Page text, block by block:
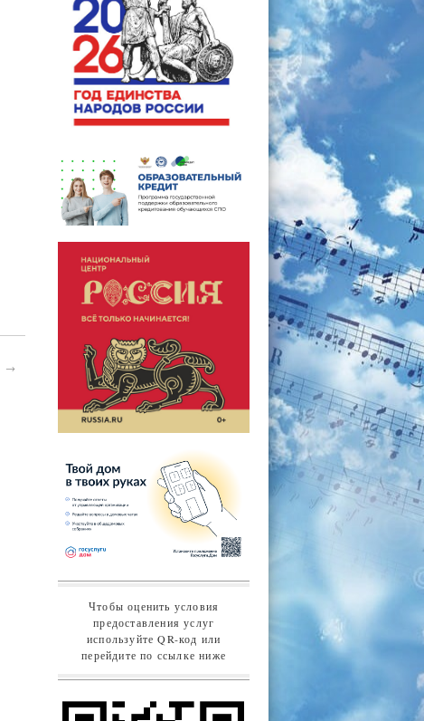
→
Чтобы оценить условия
предоставления услуг
используйте QR-код или
перейдите по ссылке ниже